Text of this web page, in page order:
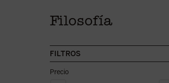
Filosofía
FILTROS
Precio